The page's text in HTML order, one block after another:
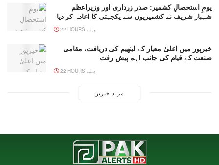
یومِ استحصالِ کشمیر: صدر زرداری اور وزیراعظم
شہباز شریف نے کشمیریوں سے یکجہتی کا اعادہ کر دیا
22 HOURS پہلے
خیرپور میں اعلیٰ معیار کے لیتھیم کی دریافت، مقامی
صنعت کے قیام کی جانب اہم پیش رفت
22 HOURS پہلے
مزید خبریں